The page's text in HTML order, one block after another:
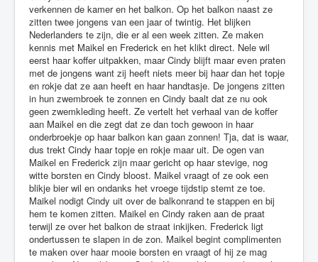
verkennen de kamer en het balkon. Op het balkon naast ze
zitten twee jongens van een jaar of twintig. Het blijken
Nederlanders te zijn, die er al een week zitten. Ze maken
kennis met Maikel en Frederick en het klikt direct. Nele wil
eerst haar koffer uitpakken, maar Cindy blijft maar even praten
met de jongens want zij heeft niets meer bij haar dan het topje
en rokje dat ze aan heeft en haar handtasje. De jongens zitten
in hun zwembroek te zonnen en Cindy baalt dat ze nu ook
geen zwemkleding heeft. Ze vertelt het verhaal van de koffer
aan Maikel en die zegt dat ze dan toch gewoon in haar
onderbroekje op haar balkon kan gaan zonnen! Tja, dat is waar,
dus trekt Cindy haar topje en rokje maar uit. De ogen van
Maikel en Frederick zijn maar gericht op haar stevige, nog
witte borsten en Cindy bloost. Maikel vraagt of ze ook een
blikje bier wil en ondanks het vroege tijdstip stemt ze toe.
Maikel nodigt Cindy uit over de balkonrand te stappen en bij
hem te komen zitten. Maikel en Cindy raken aan de praat
terwijl ze over het balkon de straat inkijken. Frederick ligt
ondertussen te slapen in de zon. Maikel begint complimenten
te maken over haar mooie borsten en vraagt of hij ze mag